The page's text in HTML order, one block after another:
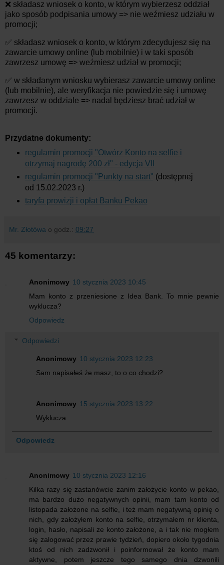
❌ składasz wniosek o konto, w którym wybierzesz oddział
jako sposób podpisania umowy => nie weźmiesz udziału w
promocji;
✅ składasz wniosek o konto, w którym zdecydujesz się na
zawarcie umowy online (lub mobilnie) i w taki sposób
zawrzesz umowę => weźmiesz udział w promocji;
✅ w składanym wniosku wybierasz zawarcie umowy online
(lub mobilnie), ale weryfikacja nie powiedzie się i umowę
zawrzesz w oddziale => nadal będziesz brać udział w
promocji.
Przydatne dokumenty:
regulamin promocji "Otwórz Konto na selfie i
otrzymaj nagrodę 200 zł" - edycja VII
regulamin promocji "Punkty na start" (dostępnej
od 15.02.2023 r.)
taryfa prowizji i opłat Banku Pekao
Mr. Złotówa o godz.: 09:27
45 komentarzy:
Anonimowy 10 stycznia 2023 10:45
Mam konto z przeniesione z Idea Bank. To mnie pewnie
wyklucza?
Odpowiedz
Odpowiedzi
Anonimowy 10 stycznia 2023 12:23
Sam napisałeś że masz, to o co chodzi?
Anonimowy 15 stycznia 2023 13:22
Wyklucza.
Odpowiedz
Anonimowy 10 stycznia 2023 12:16
Kilka razy się zastanówcie zanim założycie konto w pekao,
ma bardzo dużo negatywnych opinii, mam tam konto od
listopada założone na selfie, i też mam negatywną opinię o
nich, gdy założyłem konto na selfie, otrzymałem nr klienta,
login, hasło, napisali ze konto założone, a i tak nie mogłem
się zalogować przez prawie tydzień, dopiero około tygodnia
ktoś od nich zadzwonił i poinformował że konto mam
aktywne, potem jeszcze tego samego dnia dzwonili